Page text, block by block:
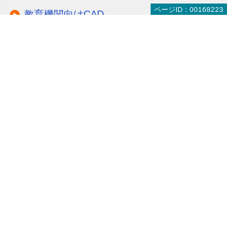
教育機関向けCAD
ページID：00168223